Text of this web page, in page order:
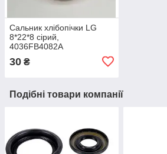
Сальник хлібопічки LG
8*22*8 сірий,
4036FB4082A
30 ₴
Подібні товари компанії